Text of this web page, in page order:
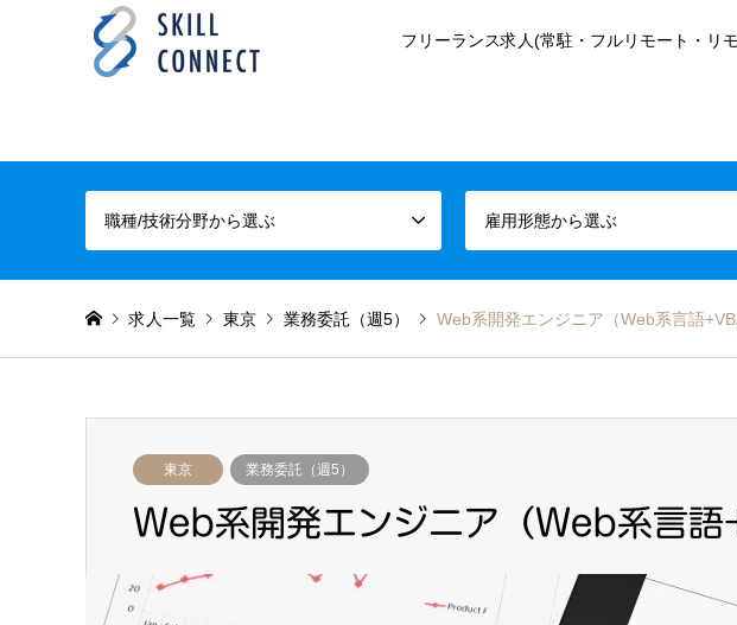
フリーランス求人(常駐・フルリモート・リ
職種/技術分野から選ぶ 雇用形態から選ぶ
求人一覧 東京 業務委託（週5） Web系開発エンジニア（Web系言語
東京 業務委託（週5）
Web系開発エンジニア（Web系言